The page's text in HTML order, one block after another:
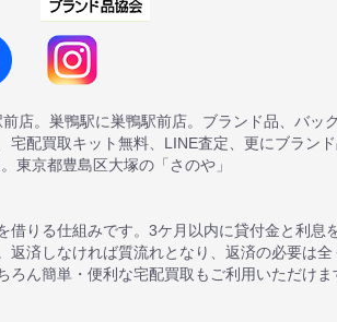
店。巣鴨駅に巣鴨駅前店。ブランド品、バッ
配買取キット無料、LINE査定、更にブラン
東京都豊島区大塚の「さのや」
りる仕組みです。3ケ月以内に貸付金と利息
済しなければ質流れとなり、返済の必要は全
ん簡単・便利な宅配買取もご利用いただけま